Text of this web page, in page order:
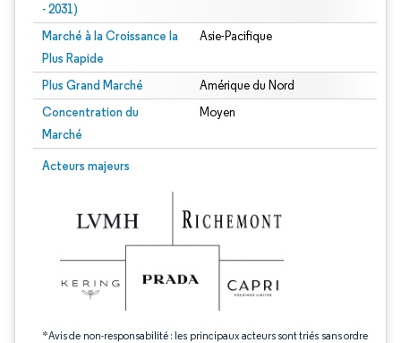
- 2031)
Marché à la Croissance la
Plus Rapide
Asie-Pacifique
Plus Grand Marché Amérique du Nord
Concentration du
Marché
Moyen
Acteurs majeurs
*Avis de non-responsabilité : les principaux acteurs sont triés sans ordre
Image © Mordor Intelligence. La réutilisation nécessite une attribution sous CC